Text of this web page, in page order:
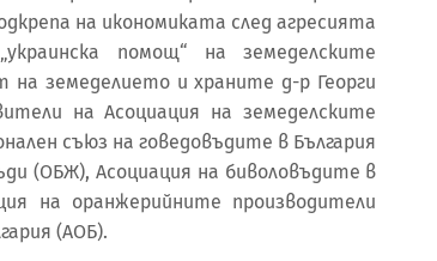
на икономиката след агресията
помощ“ на земеделските
на земеделието и храните д-р Георги
на Асоциация на земеделските
съюз на говедовъдите в България
(ОБЖ), Асоциация на биволовъдите в
на оранжерийните производители
(АОБ).